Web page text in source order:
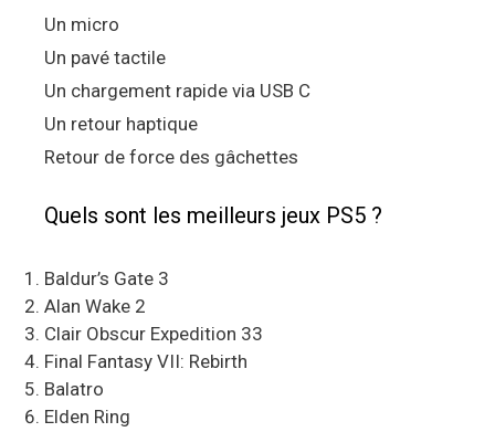
Un micro
Un pavé tactile
Un chargement rapide via USB C
Un retour haptique
Retour de force des gâchettes
Quels sont les meilleurs jeux PS5 ?
Baldur’s Gate 3
Alan Wake 2
Clair Obscur Expedition 33
Final Fantasy VII: Rebirth
Balatro
Elden Ring